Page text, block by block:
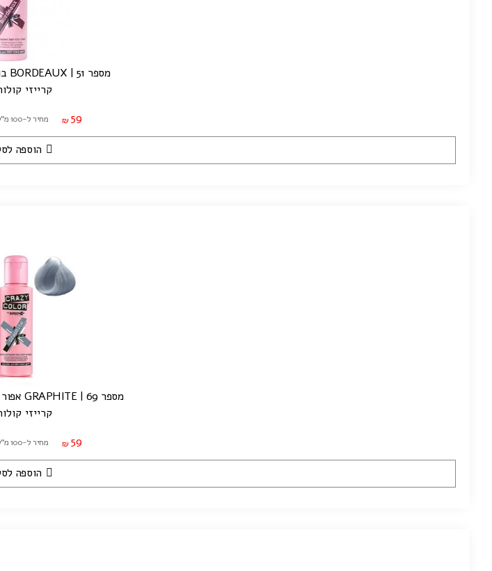
מספר 51 | BORDEAUX בורדו | 100 מ"ל
קרייזי
₪ 59 מחיר ל-100 מ"ל: ₪59.00
הוספה
מספר 69 | GRAPHITE אפור גרפיטי | 100 מ"ל
קרייזי
₪ 59 מחיר ל-100 מ"ל: ₪59.00
הוספה